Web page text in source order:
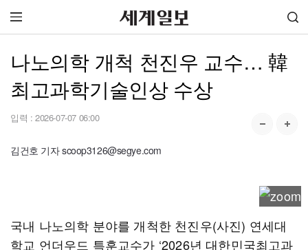
나노의학 개척 천진우 교수… 韓
최고과학기술인상 수상
입력 : 2026-07-07 06:00
김건호 기자 scoop3126@segye.com
국내 나노의학 분야를 개척한 천진우(사진) 연세대
학교 언더우드 특훈교수가 ‘2026년 대한민국최고과